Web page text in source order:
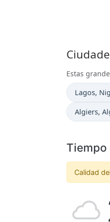
Estas
Hora
Lagos,
Hora
Algiers,
Tiempo
Calidad